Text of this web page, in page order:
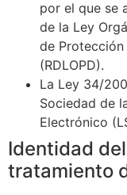
por el que se
de la Ley
de
(RDLOPD).
La Ley 34/
Sociedad de
Electrónico
Identidad
tratamiento